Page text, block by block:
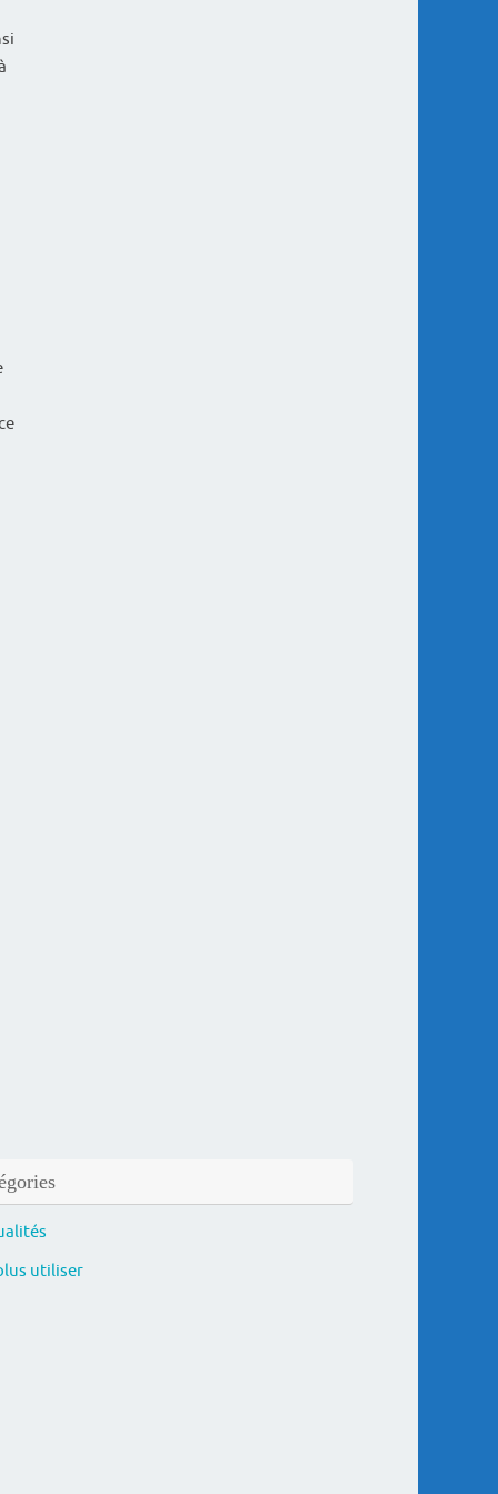
utiliser